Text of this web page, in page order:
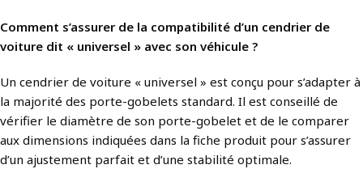
Comment s’assurer de la compatibilité d’un cendrier de
voiture dit « universel » avec son véhicule ?
Un cendrier de voiture « universel » est conçu pour s’adapter à
la majorité des porte-gobelets standard. Il est conseillé de
vérifier le diamètre de son porte-gobelet et de le comparer
aux dimensions indiquées dans la fiche produit pour s’assurer
d’un ajustement parfait et d’une stabilité optimale.